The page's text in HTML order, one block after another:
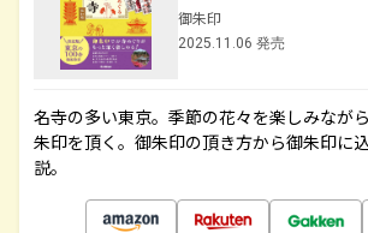
御朱印
2025.11.06 発売
名寺の多い東京。季節の花々を楽しみなが
朱印を頂く。御朱印の頂き方から御朱印に
説。